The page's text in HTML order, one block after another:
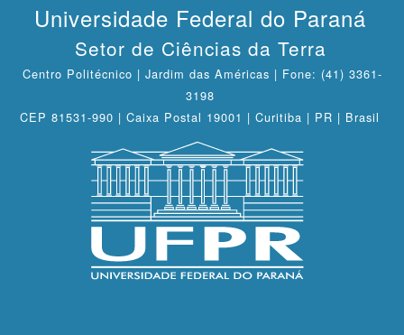
Universidade Federal do Paraná
Setor de Ciências da Terra
Centro Politécnico | Jardim das Américas | Fone: (41) 3361-
3198
CEP 81531-990 | Caixa Postal 19001 | Curitiba | PR | Brasil